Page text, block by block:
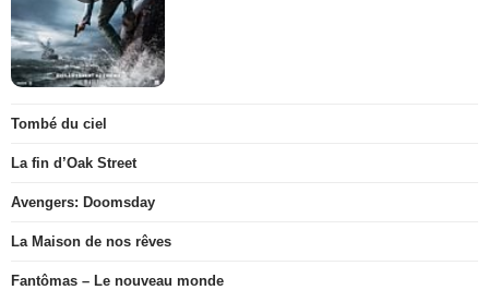
Tombé du ciel
La fin d’Oak Street
Avengers: Doomsday
La Maison de nos rêves
Fantômas – Le nouveau monde